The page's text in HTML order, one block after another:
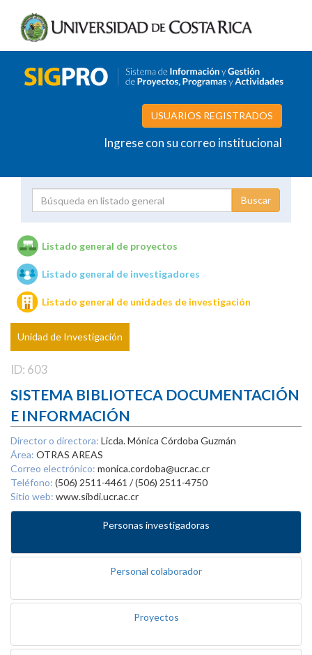
USUARIOS REGISTRADOS
Ingrese con su correo institucional
Unidades de investigación
Listado general de proyectos
Listado general de investigadores
Listado general de unidades de investigación
Unidad de Investigación
ID: 603
SISTEMA BIBLIOTECA DOCUMENTACIÓN
E INFORMACIÓN
Director o directora: Licda. Mónica Córdoba Guzmán
Área: OTRAS AREAS
Correo electrónico: monica.cordoba@ucr.ac.cr
Teléfono: (506) 2511-4461 / (506) 2511-4750
Sitio web: www.sibdi.ucr.ac.cr
Personas investigadoras
Personal colaborador
Proyectos